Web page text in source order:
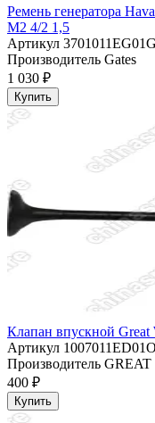
Ремень генератора
M2 4/2 1,5
Артикул
Производитель Gates
1 030 ₽
Купить
Клапан впускной Great
Артикул
Производитель
400 ₽
Купить